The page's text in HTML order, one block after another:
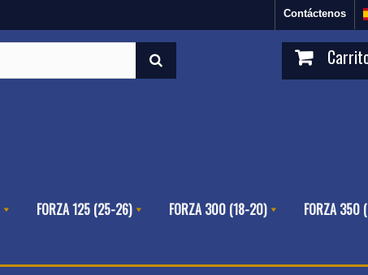
Contáctenos
FORZA 125 (25-26) FORZA 300 (18-20)
FORZA 350